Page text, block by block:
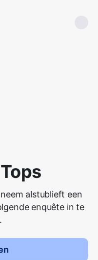
alstublieft een
enquête in te